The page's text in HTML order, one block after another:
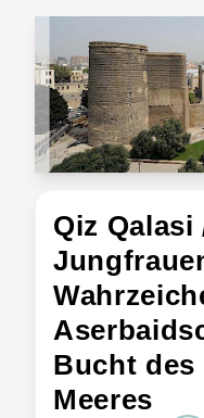
Qiz Qalasi
Bucht des
Meeres